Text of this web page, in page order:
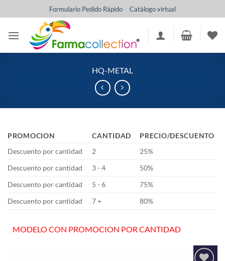
al
contenido
Formulario Pedido Rápido Catálogo virtual
HQ-METAL
PROMOCION CANTIDAD
PRECIO/DESCUENTO
Descuento por cantidad
2
25%
Descuento por cantidad
3 - 4
50%
Descuento por cantidad
5 - 6
75%
Descuento por cantidad
7 + 80%
MODELO CON PROMOCION POR CANTIDAD